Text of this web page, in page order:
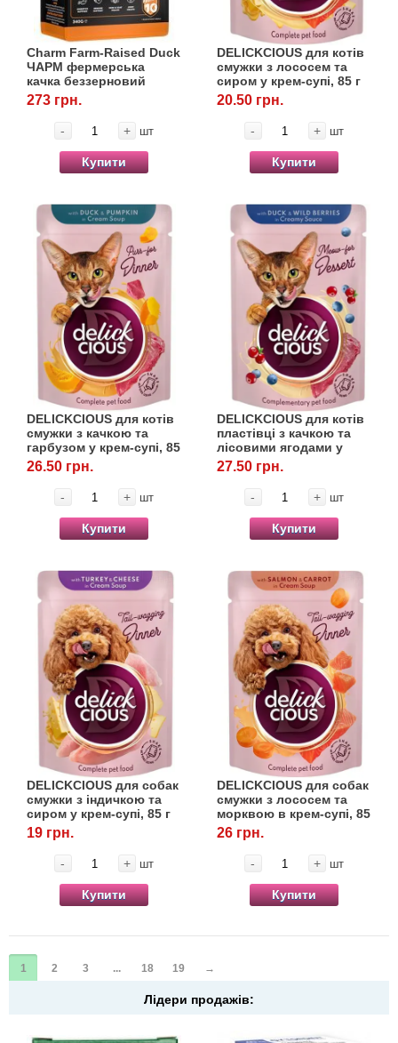
Charm Farm-Raised Duck
ЧАРМ фермерська
качка беззерновий
холістик для собак, 340
г
273 грн.
- + шт
Купити
DELICKCIOUS для котів
смужки з лососем та
сиром у крем-супі, 85 г
20.50 грн.
- + шт
Купити
DELICKCIOUS для котів
смужки з качкою та
гарбузом у крем-супі, 85
г
26.50 грн.
- + шт
Купити
DELICKCIOUS для котів
пластівці з качкою та
лісовими ягодами у
вершковому соусі, 80 г
27.50 грн.
- + шт
Купити
DELICKCIOUS для собак
смужки з індичкою та
сиром у крем-супі, 85 г
19 грн.
- + шт
Купити
DELICKCIOUS для собак
смужки з лососем та
морквою в крем-супі, 85
г
26 грн.
- + шт
Купити
1 2 3 ... 18 19 →
Лідери продажів: